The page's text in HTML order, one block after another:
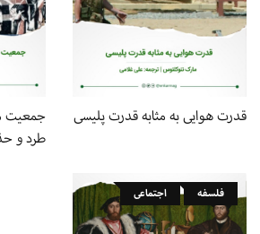
قدرت هوایی به مثابه قدرت پلیسی
جمعیت
طرد و
فلسفه اجتماعی